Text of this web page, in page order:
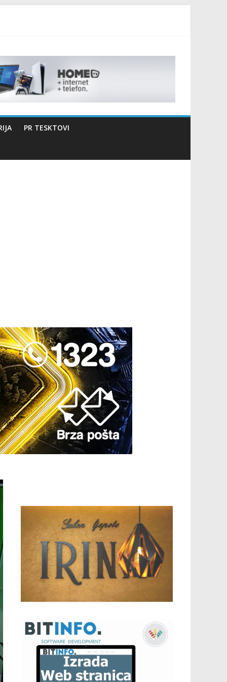
sportsko edukativnog kampa “Izlazi vani”
PR TESKTOVI